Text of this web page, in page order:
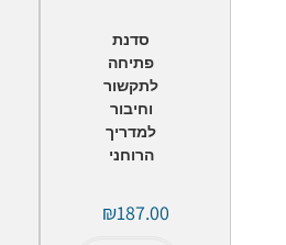
סדנת
פתיחה
לתקשור
וחיבור
למדריך
הרוחני
₪187.00